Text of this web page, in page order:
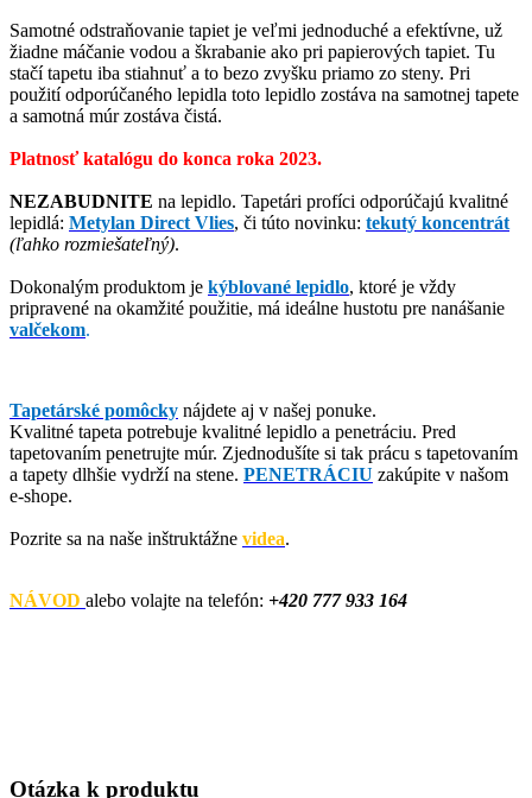
Samotné odstraňovanie tapiet je veľmi jednoduché a efektívne, už
žiadne máčanie vodou a škrabanie ako pri papierových tapiet. Tu
stačí tapetu iba stiahnuť a to bezo zvyšku priamo zo steny. Pri
použití odporúčaného lepidla toto lepidlo zostáva na samotnej tapete
a samotná múr zostáva čistá.
Platnosť katalógu do konca roka 2023.
NEZABUDNITE na lepidlo. Tapetári profíci odporúčajú kvalitné
lepidlá: Metylan Direct Vlies, či túto novinku: tekutý koncentrát
(ľahko rozmiešateľný).
Dokonalým produktom je kýblované lepidlo, ktoré je vždy
pripravené na okamžité použitie, má ideálne hustotu pre nanášanie
valčekom.
Tapetárské pomôcky nájdete aj v našej ponuke.
Kvalitné tapeta potrebuje kvalitné lepidlo a penetráciu. Pred
tapetovaním penetrujte múr. Zjednodušíte si tak prácu s tapetovaním
a tapety dlhšie vydrží na stene. PENETRÁCIU zakúpite v našom
e-shope.
Pozrite sa na naše inštruktážne videa.
NÁVOD alebo volajte na telefón: +420 777 933 164
Otázka k produktu